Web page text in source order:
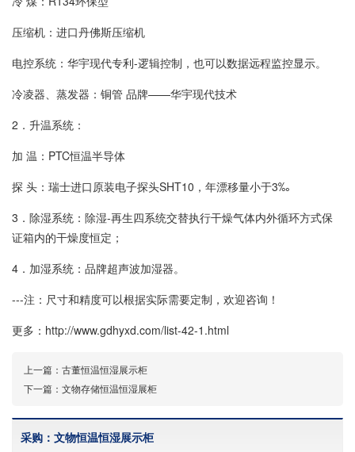
压缩机：进口丹佛斯压缩机
电控系统：华宇现代专利-逻辑控制，也可以数据远程监控显示。
冷凌器、蒸发器：铜管 品牌——华宇现代技术
2．升温系统：
加 温：PTC恒温半导体
探 头：瑞士进口原装电子探头SHT10，年漂移量小于3‰
3．除湿系统：除湿-再生四系统交替执行干燥气体内外循环方式保
证箱内的干燥度恒定；
4．加湿系统：品牌超声波加湿器。
---注：尺寸和精度可以根据实际需要定制，欢迎咨询！
更多：http://www.gdhyxd.com/list-42-1.html
上一篇： 古董恒温恒湿展示柜
下一篇： 文物存储恒温恒湿展柜
采购：文物恒温恒湿展示柜